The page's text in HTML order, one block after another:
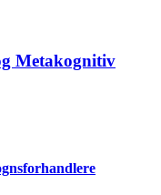
Metakognitiv